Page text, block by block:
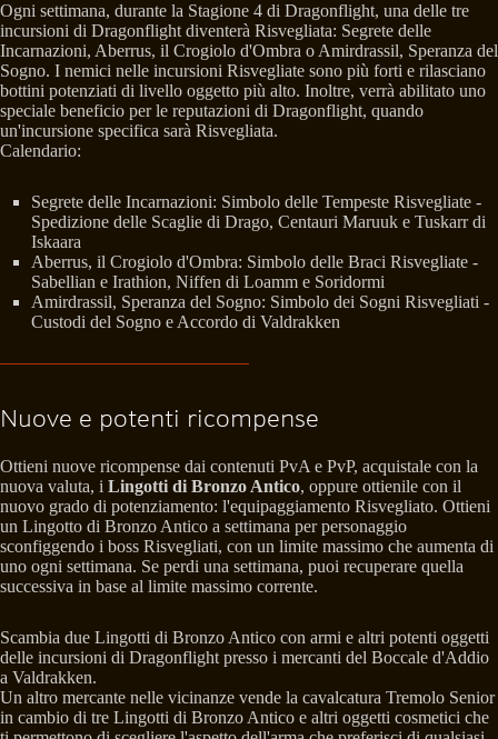
Ogni settimana, durante la Stagione 4 di Dragonflight, una delle tre
incursioni di Dragonflight diventerà Risvegliata: Segrete delle
Incarnazioni, Aberrus, il Crogiolo d'Ombra o Amirdrassil, Speranza del
Sogno. I nemici nelle incursioni Risvegliate sono più forti e rilasciano
bottini potenziati di livello oggetto più alto. Inoltre, verrà abilitato uno
speciale beneficio per le reputazioni di Dragonflight, quando
un'incursione specifica sarà Risvegliata.
Calendario:
Segrete delle Incarnazioni: Simbolo delle Tempeste Risvegliate -
Spedizione delle Scaglie di Drago, Centauri Maruuk e Tuskarr di
Iskaara
Aberrus, il Crogiolo d'Ombra: Simbolo delle Braci Risvegliate -
Sabellian e Irathion, Niffen di Loamm e Soridormi
Amirdrassil, Speranza del Sogno: Simbolo dei Sogni Risvegliati -
Custodi del Sogno e Accordo di Valdrakken
Nuove e potenti ricompense
Ottieni nuove ricompense dai contenuti PvA e PvP, acquistale con la
nuova valuta, i Lingotti di Bronzo Antico, oppure ottienile con il
nuovo grado di potenziamento: l'equipaggiamento Risvegliato. Ottieni
un Lingotto di Bronzo Antico a settimana per personaggio
sconfiggendo i boss Risvegliati, con un limite massimo che aumenta di
uno ogni settimana. Se perdi una settimana, puoi recuperare quella
successiva in base al limite massimo corrente.
Scambia due Lingotti di Bronzo Antico con armi e altri potenti oggetti
delle incursioni di Dragonflight presso i mercanti del Boccale d'Addio
a Valdrakken.
Un altro mercante nelle vicinanze vende la cavalcatura Tremolo Senior
in cambio di tre Lingotti di Bronzo Antico e altri oggetti cosmetici che